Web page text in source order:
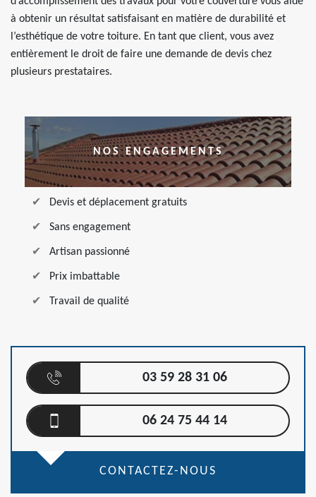
à obtenir un résultat satisfaisant en matière de durabilité et
l’esthétique de votre toiture. En tant que client, vous avez
entièrement le droit de faire une demande de devis chez
plusieurs prestataires.
NOS ENGAGEMENTS
Devis et déplacement gratuits
Sans engagement
Artisan passionné
Prix imbattable
Travail de qualité
03 59 28 31 06
06 24 75 44 14
CONTACTEZ-NOUS